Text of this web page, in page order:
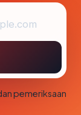
pemeriksaan